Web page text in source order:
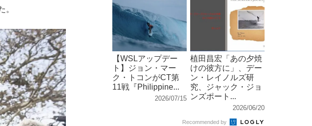
。
【WSLアップデー
ト】ジョン・マー
ク・トコンがCT第
11戦『Philippine...
2026/07/15
植田昌宏「あの夕焼
けの彼方に」、デー
ン・レイノルズ研
究、ジャック・ジョ
ンズポート...
2026/06/20
Recommended by